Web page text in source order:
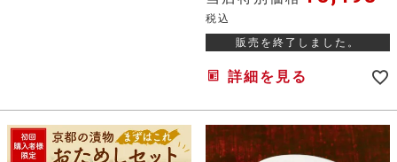
税込
販売を終了しました。
詳細を見る